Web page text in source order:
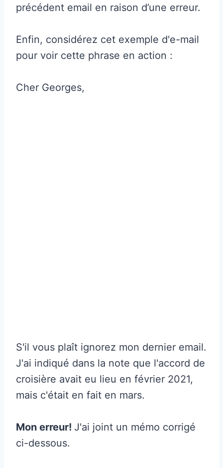
précédent email en raison d’une erreur.
Enfin, considérez cet exemple d'e-mail
pour voir cette phrase en action :
Cher Georges,
S'il vous plaît ignorez mon dernier email.
J'ai indiqué dans la note que l'accord de
croisière avait eu lieu en février 2021,
mais c'était en fait en mars.
Mon erreur! J'ai joint un mémo corrigé
ci-dessous.